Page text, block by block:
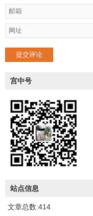
提交评论
宫中号
站点信息
文章总数:414